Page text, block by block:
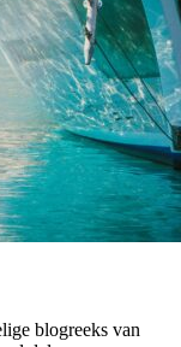
blogreeks van